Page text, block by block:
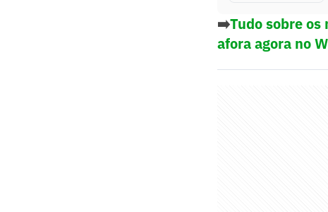
➡️Tudo sobre
afora agora no